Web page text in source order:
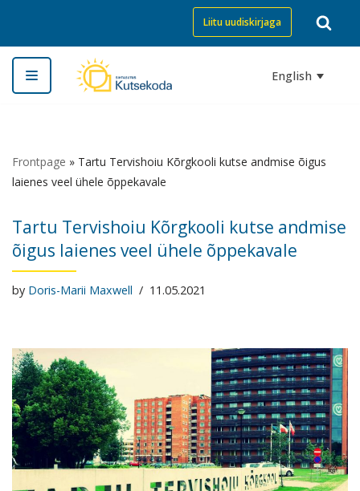
Skip
to
content
Liitu uudiskirjaga
English
Frontpage » Tartu Tervishoiu Kõrgkooli kutse andmise õigus
laienes veel ühele õppekavale
Tartu Tervishoiu Kõrgkooli kutse andmise
õigus laienes veel ühele õppekavale
by Doris-Marii Maxwell 11.05.2021